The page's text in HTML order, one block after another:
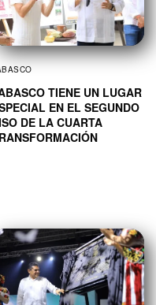
TIENE UN LUGAR
EN EL SEGUNDO
DE LA CUARTA